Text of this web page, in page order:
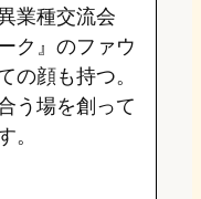
業種交流会
ク』のファウ
の顔も持つ。
う場を創って
。